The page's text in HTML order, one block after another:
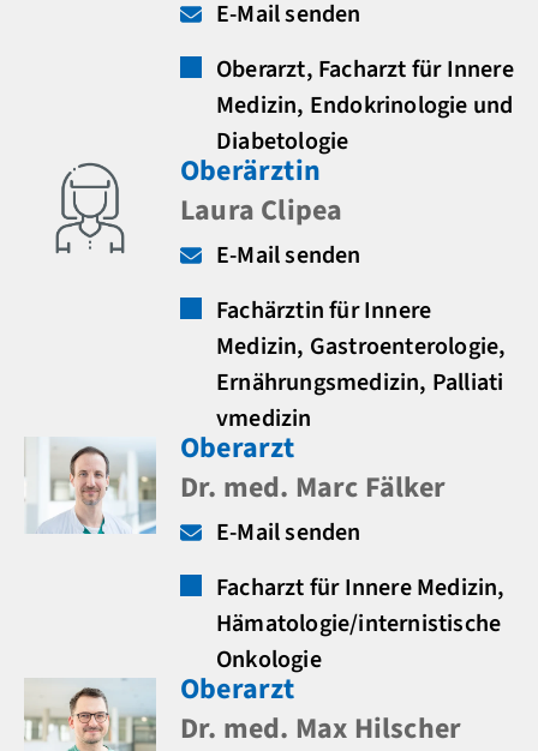
E-Mail senden
Oberarzt, Facharzt für Innere
Medizin, Endokrinologie und
Diabetologie
Oberärztin
Laura Clipea
E-Mail senden
Fachärztin für Innere
Medizin, Gastroenterologie,
Ernährungsmedizin, Palliati
vmedizin
Oberarzt
Dr. med. Marc Fälker
E-Mail senden
Facharzt für Innere Medizin,
Hämatologie/internistische
Onkologie
Oberarzt
Dr. med. Max Hilscher